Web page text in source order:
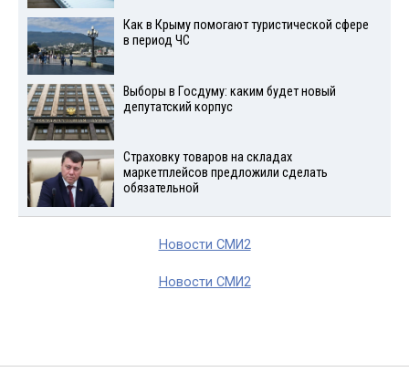
Как в Крыму помогают туристической сфере
в период ЧС
Выборы в Госдуму: каким будет новый
депутатский корпус
Страховку товаров на складах
маркетплейсов предложили сделать
обязательной
Новости СМИ2
Новости СМИ2